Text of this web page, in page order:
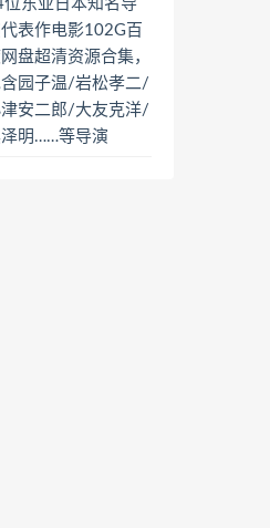
位东亚日本知名导
表作电影102G百
盘超清资源合集，
园子温/岩松孝二/
安二郎/大友克洋/
明……等导演